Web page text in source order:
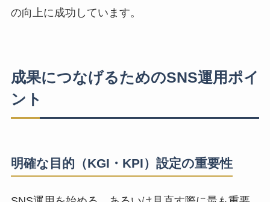
の向上に成功しています。
成果につなげるためのSNS運用ポイ
ント
明確な目的（KGI・KPI）設定の重要性